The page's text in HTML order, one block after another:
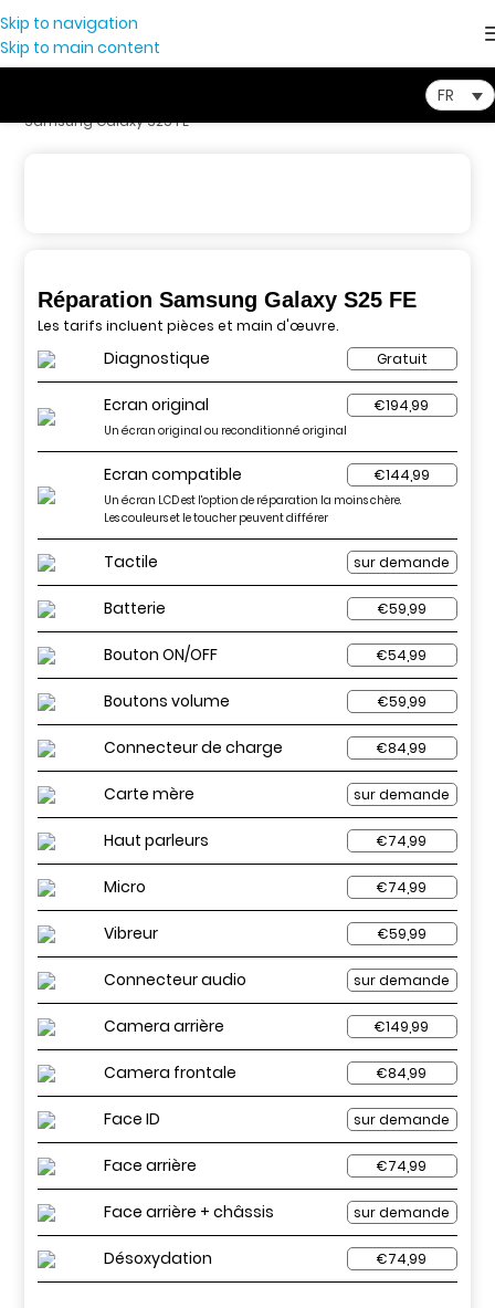
Skip to navigation
Skip to main content
FR
Samsung Galaxy S25 FE
Réparation Samsung Galaxy S25 FE
Les tarifs incluent pièces et main d'œuvre.
Diagnostique Gratuit
Ecran original €194,99
Un écran original ou reconditionné original
Ecran compatible €144,99
Un écran LCD est l'option de réparation la moins chère.
Les couleurs et le toucher peuvent différer
Tactile sur demande
Batterie €59,99
Bouton ON/OFF €54,99
Boutons volume €59,99
Connecteur de charge €84,99
Carte mère sur demande
Haut parleurs €74,99
Micro €74,99
Vibreur €59,99
Connecteur audio sur demande
Camera arrière €149,99
Camera frontale €84,99
Face ID sur demande
Face arrière €74,99
Face arrière + châssis sur demande
Désoxydation €74,99